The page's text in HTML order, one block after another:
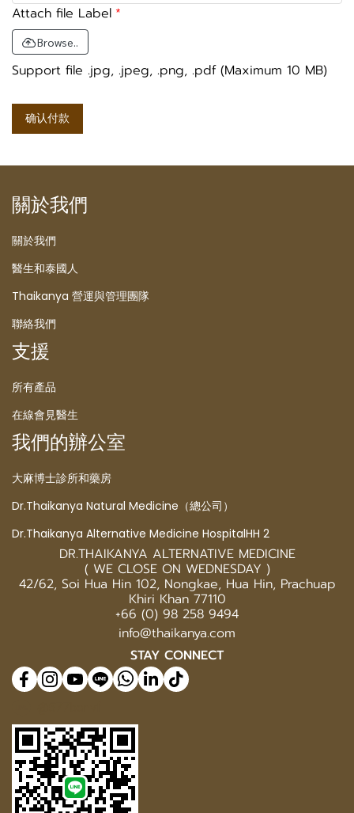
Attach file Label
Browse..
Support file .jpg, .jpeg, .png, .pdf (Maximum 10 MB)
确认付款
關於我們
關於我們
醫生和泰國人
Thaikanya 營運與管理團隊
聯絡我們
支援
所有產品
在線會見醫生
我們的辦公室
大麻博士診所和藥房
Dr.Thaikanya Natural Medicine（總公司）
Dr.Thaikanya Alternative Medicine HospitalHH 2
DR.THAIKANYA ALTERNATIVE MEDICINE
( WE CLOSE ON WEDNESDAY )
42/62, Soi Hua Hin 102, Nongkae, Hua Hin, Prachuap
Khiri Khan 77110
+66 (0) 98 258 9494
info@thaikanya.com
STAY CONNECT